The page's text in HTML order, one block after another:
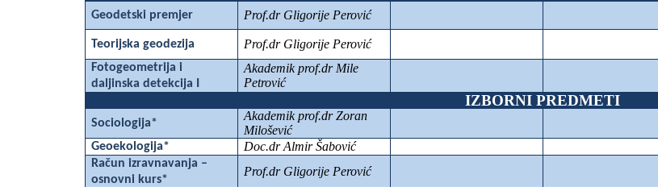
Geodetski premjer Prof.dr Gligorije Perović
Teorijska geodezija Prof.dr Gligorije Perović
Fotogeometrija i
daljinska detekcija I
Akademik prof.dr Mile
Petrović
IZBORNI PREDMETI
Sociologija*
Akademik prof.dr Zoran
Milošević
Geoekologija*
Doc.dr Almir Šabović
Račun izravnavanja –
osnovni kurs*
Prof.dr Gligorije Perović